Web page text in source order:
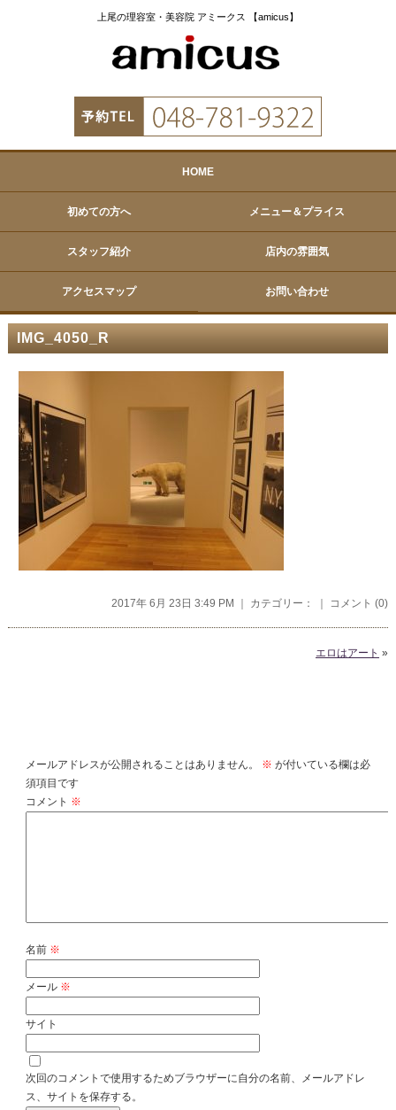
上尾の理容室・美容院 アミークス 【amicus】
HOME
初めての方へ メニュー＆プライス
スタッフ紹介 店内の雰囲気
アクセスマップ お問い合わせ
IMG_4050_R
2017年 6月 23日 3:49 PM ｜ カテゴリー： ｜ コメント (0)
エロはアート »
メールアドレスが公開されることはありません。 ※ が付いている欄は必
須項目です
コメント ※
名前 ※
メール ※
サイト
次回のコメントで使用するためブラウザーに自分の名前、メールアドレ
ス、サイトを保存する。